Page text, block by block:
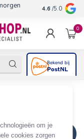
om je
cookies zorgen
10+jaar
4.6 /5.0
0